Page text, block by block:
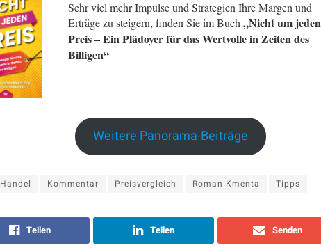
Sehr viel mehr Impulse und Strategien Ihre Margen und
Erträge zu steigern, finden Sie im Buch„Nicht um jeden
Preis – Ein Plädoyer für das Wertvolle in Zeiten des
Billigen“
Weitere Panorama-Beiträge
Handel Kommentar Preisvergleich Roman Kmenta Tipps
Teilen Teilen Senden